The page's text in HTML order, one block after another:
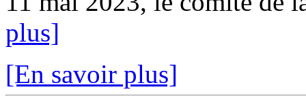
plus]
[En savoir plus]